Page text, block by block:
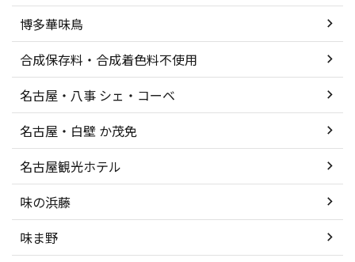
博多華味鳥
合成保存料・合成着色料不使用
名古屋・八事 シェ・コーベ
名古屋・白壁 か茂免
名古屋観光ホテル
味の浜藤
味ま野